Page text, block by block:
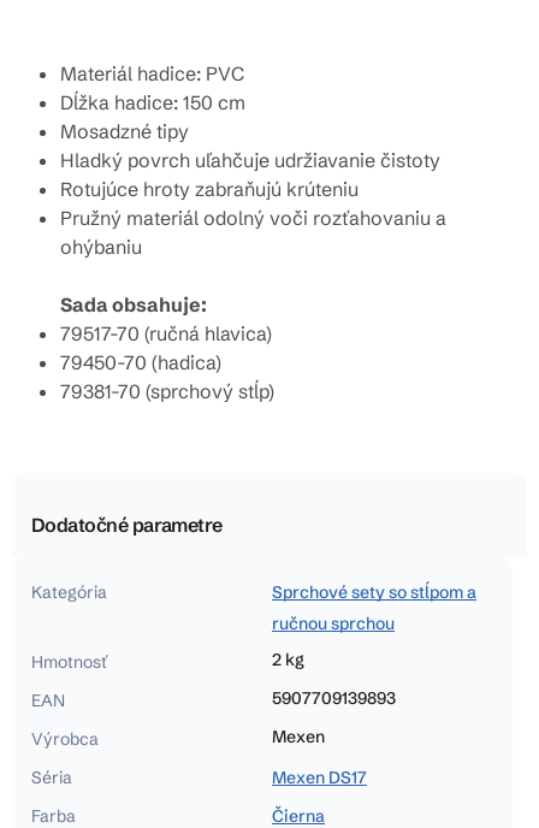
Materiál hadice: PVC
Dĺžka hadice: 150 cm
Mosadzné tipy
Hladký povrch uľahčuje udržiavanie čistoty
Rotujúce hroty zabraňujú krúteniu
Pružný materiál odolný voči rozťahovaniu a
ohýbaniu
Sada obsahuje:
79517-70 (ručná hlavica)
79450-70 (hadica)
79381-70 (sprchový stĺp)
Dodatočné parametre
Kategória
Sprchové sety so stĺpom a
ručnou sprchou
Hmotnosť
2 kg
EAN
5907709139893
Výrobca
Mexen
Séria
Mexen DS17
Farba
Čierna